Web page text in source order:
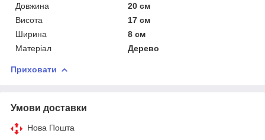
Довжина
20 см
Висота
17 см
Ширина
8 см
Матеріал
Дерево
Приховати
Умови доставки
Нова Пошта